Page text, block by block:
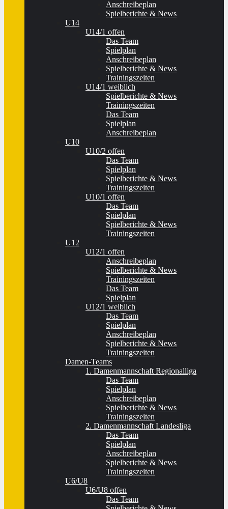
Anschreibeplan
Spielberichte & News
U14
U14/1 offen
Das Team
Spielplan
Anschreibeplan
Spielberichte & News
Trainingszeiten
U14/1 weiblich
Spielberichte & News
Trainingszeiten
Das Team
Spielplan
Anschreibeplan
U10
U10/2 offen
Das Team
Spielplan
Spielberichte & News
Trainingszeiten
U10/1 offen
Das Team
Spielplan
Spielberichte & News
Trainingszeiten
U12
U12/1 offen
Anschreibeplan
Spielberichte & News
Trainingszeiten
Das Team
Spielplan
U12/1 weiblich
Das Team
Spielplan
Anschreibeplan
Spielberichte & News
Trainingszeiten
Damen-Teams
1. Damenmannschaft Regionalliga
Das Team
Spielplan
Anschreibeplan
Spielberichte & News
Trainingszeiten
2. Damenmannschaft Landesliga
Das Team
Spielplan
Anschreibeplan
Spielberichte & News
Trainingszeiten
U6/U8
U6/U8 offen
Das Team